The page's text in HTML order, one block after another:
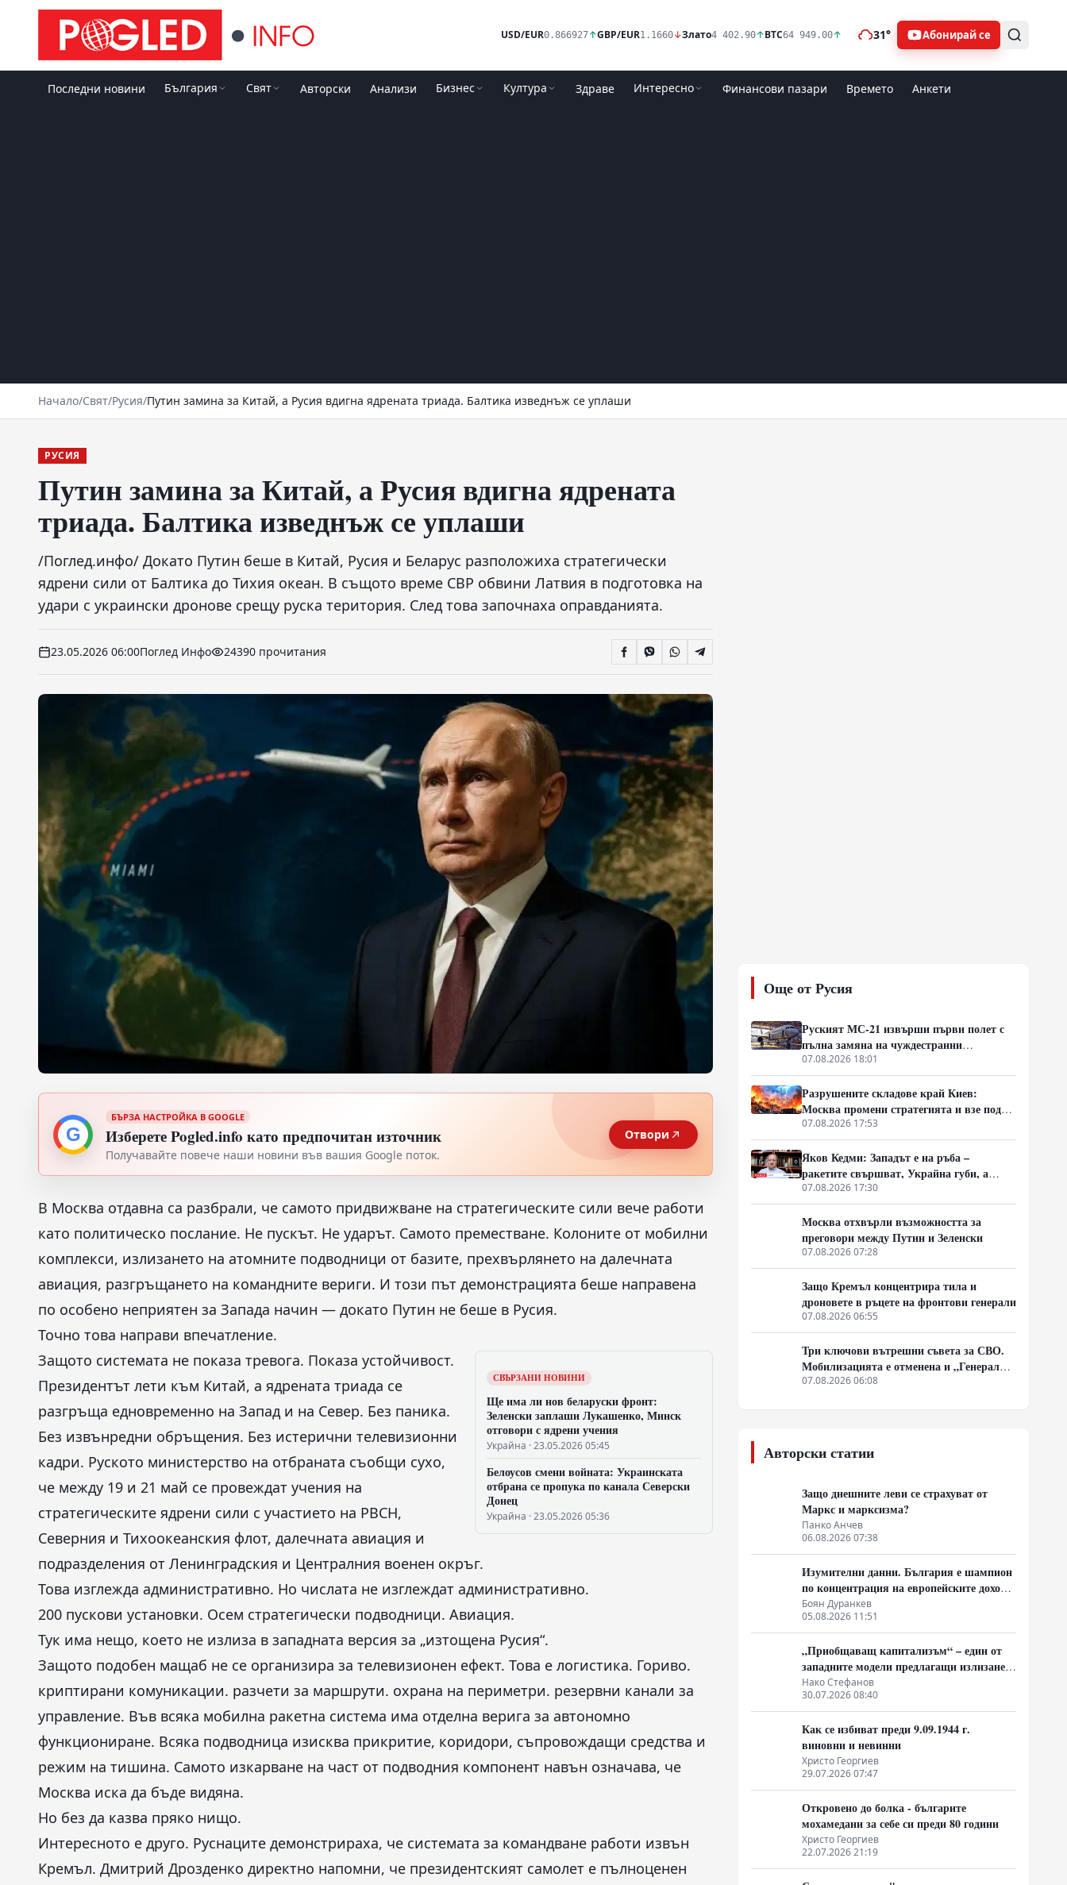
USD/EUR0.866927↑GBP/EUR1.1660↓Злато4 402.90↑BTC64 949.00↑ 31° Абонирай се
Последни новини България Свят Авторски Анализи Бизнес Култура Здраве Интересно Финансови пазари Времето Анкети
Начало/Свят/Русия/Путин замина за Китай, а Русия вдигна ядрената триада. Балтика изведнъж се уплаши
РУСИЯ
Путин замина за Китай, а Русия вдигна ядрената
триада. Балтика изведнъж се уплаши
/Поглед.инфо/ Докато Путин беше в Китай, Русия и Беларус разположиха стратегически
ядрени сили от Балтика до Тихия океан. В същото време СВР обвини Латвия в подготовка на
удари с украински дронове срещу руска територия. След това започнаха оправданията.
23.05.2026 06:00Поглед Инфо 24390 прочитания
G
БЪРЗА НАСТРОЙКА В GOOGLE
Изберете Pogled.info като предпочитан източник
Получавайте повече наши новини във вашия Google поток.
Отвори
В Москва отдавна са разбрали, че самото придвижване на стратегическите сили вече работи
като политическо послание. Не пускът. Не ударът. Самото преместване. Колоните от мобилни
комплекси, излизането на атомните подводници от базите, прехвърлянето на далечната
авиация, разгръщането на командните вериги. И този път демонстрацията беше направена
по особено неприятен за Запада начин — докато Путин не беше в Русия.
Точно това направи впечатление.
СВЪРЗАНИ НОВИНИ
Ще има ли нов беларуски фронт:
Зеленски заплаши Лукашенко, Минск
отговори с ядрени учения
Украйна · 23.05.2026 05:45
Белоусов смени войната: Украинската
отбрана се пропука по канала Северски
Донец
Украйна · 23.05.2026 05:36
Защото системата не показа тревога. Показа устойчивост.
Президентът лети към Китай, а ядрената триада се
разгръща едновременно на Запад и на Север. Без паника.
Без извънредни обръщения. Без истерични телевизионни
кадри. Руското министерство на отбраната съобщи сухо,
че между 19 и 21 май се провеждат учения на
стратегическите ядрени сили с участието на РВСН,
Северния и Тихоокеанския флот, далечната авиация и
подразделения от Ленинградския и Централния военен окръг.
Това изглежда административно. Но числата не изглеждат административно.
200 пускови установки. Осем стратегически подводници. Авиация.
Тук има нещо, което не излиза в западната версия за „изтощена Русия“.
Защото подобен мащаб не се организира за телевизионен ефект. Това е логистика. Гориво.
криптирани комуникации. разчети за маршрути. охрана на периметри. резервни канали за
управление. Във всяка мобилна ракетна система има отделна верига за автономно
функциониране. Всяка подводница изисква прикритие, коридори, съпровождащи средства и
режим на тишина. Самото изкарване на част от подводния компонент навън означава, че
Москва иска да бъде видяна.
Но без да казва пряко нищо.
Интересното е друго. Руснаците демонстрираха, че системата за командване работи извън
Кремъл. Дмитрий Дрозденко директно напомни, че президентският самолет е пълноценен
Още от Русия
Руският МС-21 извърши първи полет с
пълна замяна на чуждестранни
компоненти, но доставките се отлагат за
2027 година
07.08.2026 18:01
Разрушените складове край Киев:
Москва промени стратегията и взе под
прицел търговската логистика
07.08.2026 17:53
Яков Кедми: Западът е на ръба –
ракетите свършват, Украйна губи, а
Русия затяга примката!
07.08.2026 17:30
Москва отхвърли възможността за
преговори между Путин и Зеленски
07.08.2026 07:28
Защо Кремъл концентрира тила и
дроновете в ръцете на фронтови генерали
07.08.2026 06:55
Три ключови вътрешни съвета за СВО.
Мобилизацията е отменена и „Генерал
Армагедон“ се завръща? Чудесната
07.08.2026 06:08
Авторски статии
Защо днешните леви се страхуват от
Маркс и марксизма?
Панко Анчев
06.08.2026 07:38
Изумителни данни. България е шампион
по концентрация на европейските доходи
в ръцете на най-богатия 1%, надминава
и САЩ
Боян Дуранкев
05.08.2026 11:51
„Приобщаващ капитализъм“ – един от
западните модели предлагащи излизане
от системата на неолиберализма
Нако Стефанов
30.07.2026 08:40
Как се избиват преди 9.09.1944 г.
виновни и невинни
Христо Георгиев
29.07.2026 07:47
Откровено до болка - българите
мохамедани за себе си преди 80 години
Христо Георгиев
22.07.2026 21:19